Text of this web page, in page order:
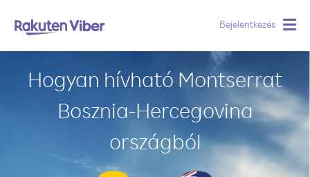
Bejelentkezés
Hogyan hívható Montserrat
Bosznia-Hercegovina
országból